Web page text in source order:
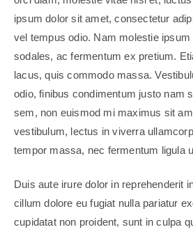
ipsum dolor sit amet, consectetur
vel tempus odio. Nam molestie
sodales, ac fermentum ex pretium.
lacus, quis commodo massa.
odio, finibus condimentum justo nam
sem, non euismod mi maximus sit
vestibulum, lectus in viverra
tempor massa, nec fermentum ligula
Duis aute irure dolor in reprehenderit
cillum dolore eu fugiat nulla pariatur
cupidatat non proident, sunt in culpa